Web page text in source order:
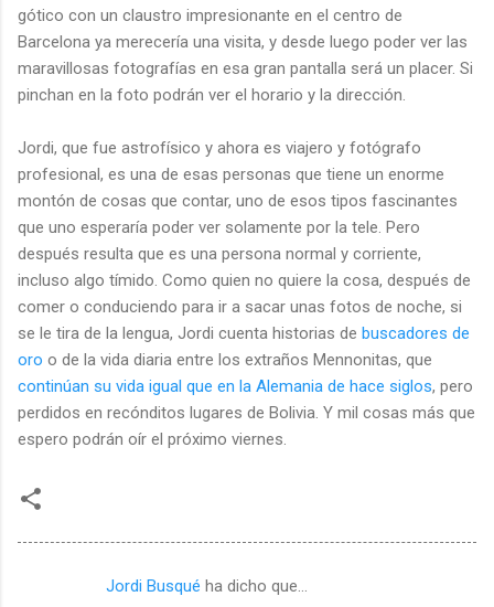
gótico con un claustro impresionante en el centro de
Barcelona ya merecería una visita, y desde luego poder ver las
maravillosas fotografías en esa gran pantalla será un placer. Si
pinchan en la foto podrán ver el horario y la dirección.
Jordi, que fue astrofísico y ahora es viajero y fotógrafo
profesional, es una de esas personas que tiene un enorme
montón de cosas que contar, uno de esos tipos fascinantes
que uno esperaría poder ver solamente por la tele. Pero
después resulta que es una persona normal y corriente,
incluso algo tímido. Como quien no quiere la cosa, después de
comer o conduciendo para ir a sacar unas fotos de noche, si
se le tira de la lengua, Jordi cuenta historias de buscadores de
oro o de la vida diaria entre los extraños Mennonitas, que
continúan su vida igual que en la Alemania de hace siglos, pero
perdidos en recónditos lugares de Bolivia. Y mil cosas más que
espero podrán oír el próximo viernes.
Jordi Busqué ha dicho que…